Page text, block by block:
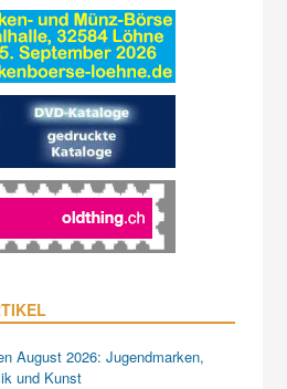
August 2026: Jugendmarken,
und Kunst